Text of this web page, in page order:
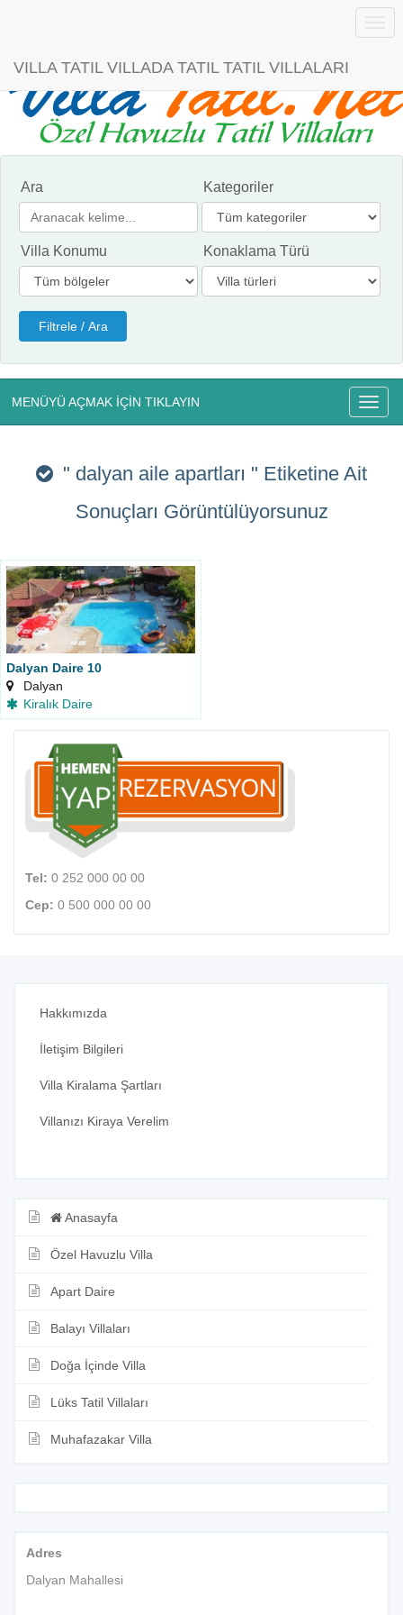
VILLA TATIL VILLADA TATIL TATIL VILLALARI
Ara Kategoriler
Villa Konumu Konaklama Türü
MENÜYÜ AÇMAK İÇİN TIKLAYIN
" dalyan aile apartları " Etiketine Ait
Sonuçları Görüntülüyorsunuz
Dalyan Daire 10
Dalyan
Kiralık Daire
Tel: 0 252 000 00 00
Cep: 0 500 000 00 00
Hakkımızda
İletişim Bilgileri
Villa Kiralama Şartları
Villanızı Kiraya Verelim
Anasayfa
Özel Havuzlu Villa
Apart Daire
Balayı Villaları
Doğa İçinde Villa
Lüks Tatil Villaları
Muhafazakar Villa
Adres
Dalyan Mahallesi